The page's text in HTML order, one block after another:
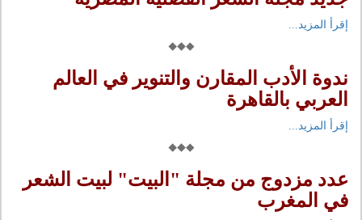
إقرأ المزيد...
ندوة الأدب المقارن والتنوير في العالم
العربي بالقاهرة
إقرأ المزيد...
عدد مزدوج من مجلة "البيت" لبيت الشعر
في المغرب